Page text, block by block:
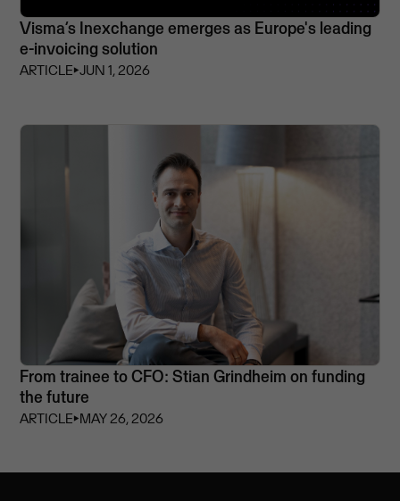
Visma’s Inexchange emerges as Europe's leading
e-invoicing solution
ARTICLE⏵JUN 1, 2026
From trainee to CFO: Stian Grindheim on funding
the future
ARTICLE⏵MAY 26, 2026